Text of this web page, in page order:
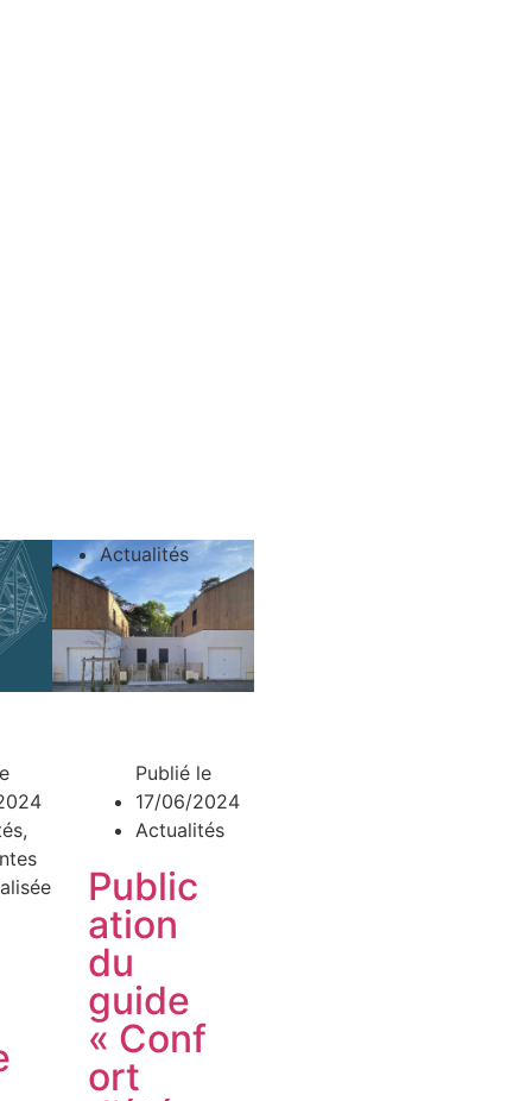
,
Actualités
Publié le
17/06/2024
Actualités
Public
ation
du
guide
« Conf
ort